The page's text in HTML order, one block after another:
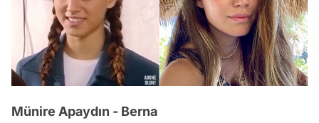
Münire Apaydın - Berna